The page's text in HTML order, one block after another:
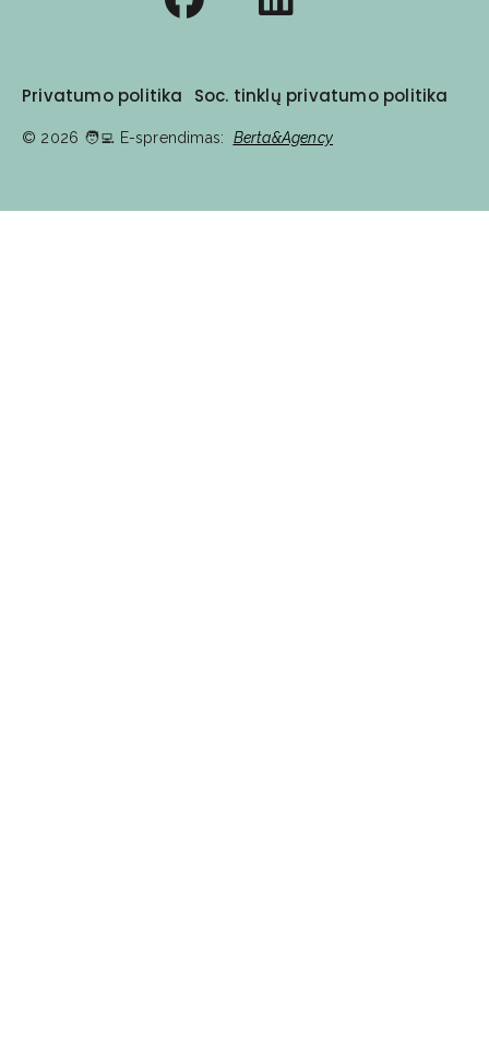
Privatumo politika Soc. tinklų privatumo politika
© 2026 🧑‍💻️ E-sprendimas: Berta&Agency